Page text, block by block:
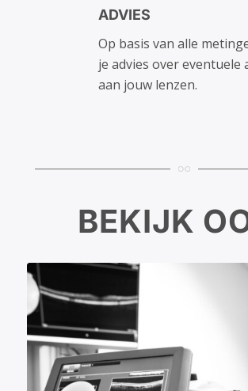
ADVIES
Op basis van alle
je advies over eventuele
aan jouw lenzen.
BEKIJK